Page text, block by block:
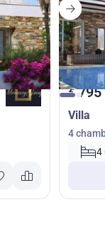
€795
Villa
4
4